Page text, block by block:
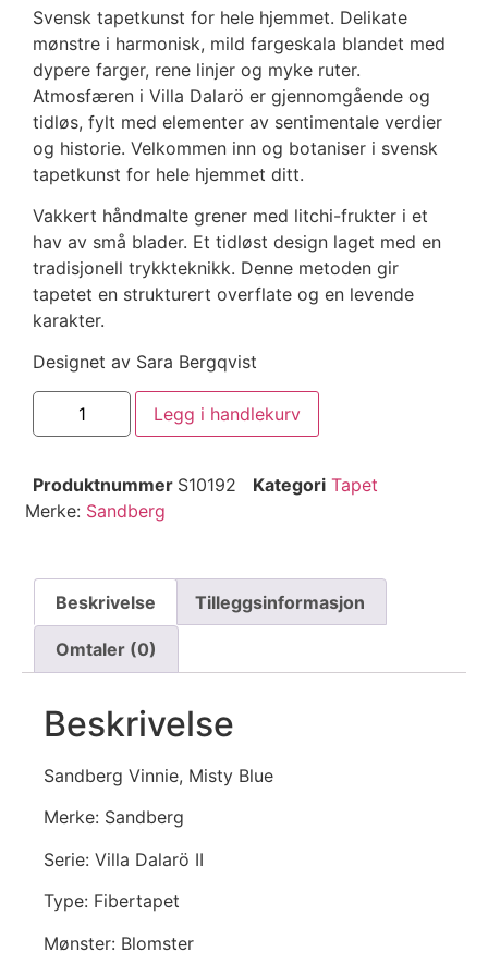
Svensk tapetkunst for hele hjemmet. Delikate
mønstre i harmonisk, mild fargeskala blandet med
dypere farger, rene linjer og myke ruter.
Atmosfæren i Villa Dalarö er gjennomgående og
tidløs, fylt med elementer av sentimentale verdier
og historie. Velkommen inn og botaniser i svensk
tapetkunst for hele hjemmet ditt.
Vakkert håndmalte grener med litchi-frukter i et
hav av små blader. Et tidløst design laget med en
tradisjonell trykkteknikk. Denne metoden gir
tapetet en strukturert overflate og en levende
karakter.
Designet av Sara Bergqvist
Legg i handlekurv
Produktnummer S10192 Kategori Tapet
Merke: Sandberg
Beskrivelse Tilleggsinformasjon
Omtaler (0)
Beskrivelse
Sandberg Vinnie, Misty Blue
Merke: Sandberg
Serie: Villa Dalarö II
Type: Fibertapet
Mønster: Blomster